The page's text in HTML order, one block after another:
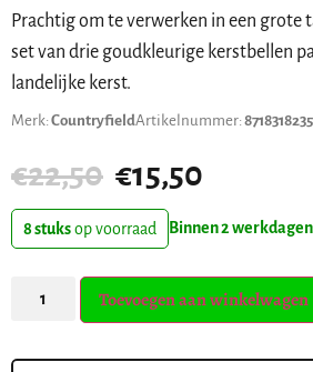
Prachtig om te verwerken in een grote
set van drie goudkleurige kerstbellen
landelijke kerst.
Merk: CountryfieldArtikelnummer:
€22,50 €15,50
8 stuksop voorraad Binnen 2 werkdagen
Toevoegen aan winkelwagen